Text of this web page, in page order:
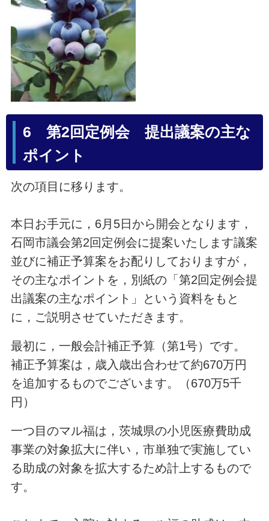
6 第2回定例会 提出議案の主な
ポイント
次の項目に移ります。
本日お手元に，6月5日から開会となります，
石岡市議会第2回定例会に提案いたします議案
並びに補正予算案をお配りしておりますが，
その主なポイントを，別紙の「第2回定例会提
出議案の主なポイント」という資料をもと
に，ご説明させていただきます。
最初に，一般会計補正予算（第1号）です。
補正予算案は，歳入歳出合わせて約670万円
を追加するものでございます。（670万5千
円）
一つ目のマル福は，茨城県の小児医療費助成
事業の対象拡大に伴い，市単独で実施してい
る助成の対象を拡大するため計上するもので
す。